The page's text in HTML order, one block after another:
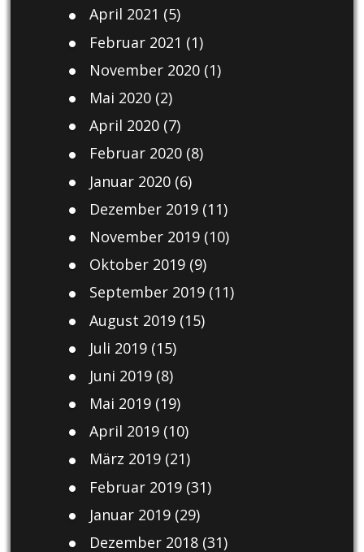
April 2021 (5)
Februar 2021 (1)
November 2020(1)
Mai 2020(2)
April 2020(7)
Februar 2020(8)
Januar 2020(6)
Dezember 2019(11)
November 2019(10)
Oktober 2019(9)
September 2019(11)
August 2019(15)
Juli 2019(15)
Juni 2019(8)
Mai 2019(19)
April 2019(10)
März 2019(21)
Februar 2019(31)
Januar 2019(29)
Dezember 2018(31)